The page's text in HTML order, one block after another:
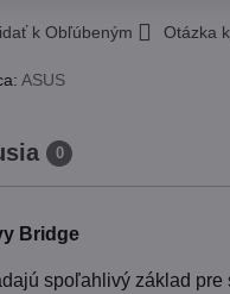
k Obľúbeným Otázka
ASUS
0
Bridge
spoľahlivý základ pre